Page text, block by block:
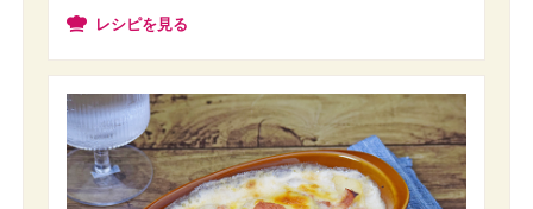
レシピを見る